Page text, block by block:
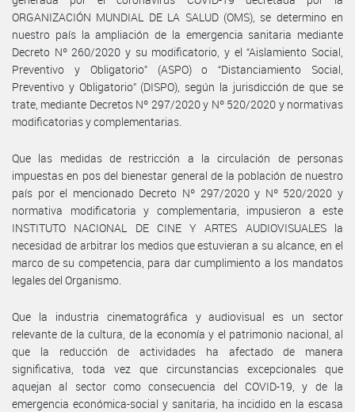
ORGANIZACIÓN MUNDIAL DE LA SALUD (OMS), se determino en
nuestro país la ampliación de la emergencia sanitaria mediante
Decreto Nº 260/2020 y su modificatorio, y el “Aislamiento Social,
Preventivo y Obligatorio” (ASPO) o “Distanciamiento Social,
Preventivo y Obligatorio” (DISPO), según la jurisdicción de que se
trate, mediante Decretos Nº 297/2020 y Nº 520/2020 y normativas
modificatorias y complementarias.
Que las medidas de restricción a la circulación de personas
impuestas en pos del bienestar general de la población de nuestro
país por el mencionado Decreto Nº 297/2020 y Nº 520/2020 y
normativa modificatoria y complementaria, impusieron a este
INSTITUTO NACIONAL DE CINE Y ARTES AUDIOVISUALES la
necesidad de arbitrar los medios que estuvieran a su alcance, en el
marco de su competencia, para dar cumplimiento a los mandatos
legales del Organismo.
Que la industria cinematográfica y audiovisual es un sector
relevante de la cultura, de la economía y el patrimonio nacional, al
que la reducción de actividades ha afectado de manera
significativa, toda vez que circunstancias excepcionales que
aquejan al sector como consecuencia del COVID-19, y de la
emergencia económica-social y sanitaria, ha incidido en la escasa